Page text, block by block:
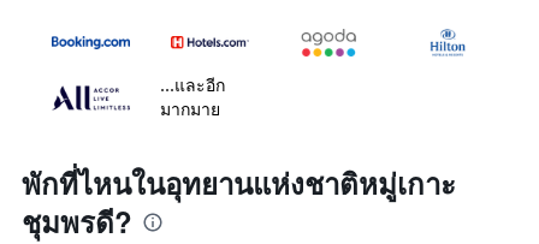
...และอีก
มากมาย
พักที่ไหนในอุทยานแห่งชาติหมู่เกาะ
ชุมพรดี?